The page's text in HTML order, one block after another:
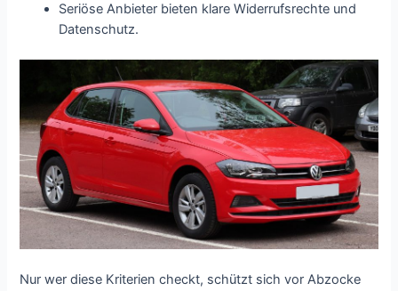
Seriöse Anbieter bieten klare Widerrufsrechte und
Datenschutz.
Nur wer diese Kriterien checkt, schützt sich vor Abzocke